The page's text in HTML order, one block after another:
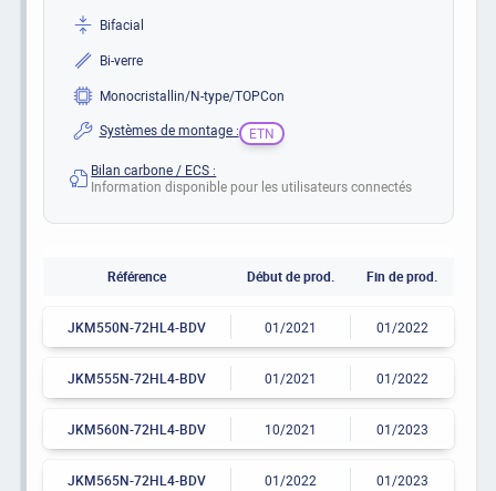
Bifacial
Bi-verre
Monocristallin/N-type/TOPCon
Systèmes de montage :
ETN
Bilan carbone / ECS :
Information disponible pour les utilisateurs connectés
Référence Début de prod. Fin de prod.
JKM550N-72HL4-BDV 01/2021 01/2022
JKM555N-72HL4-BDV 01/2021 01/2022
JKM560N-72HL4-BDV 10/2021 01/2023
JKM565N-72HL4-BDV 01/2022 01/2023